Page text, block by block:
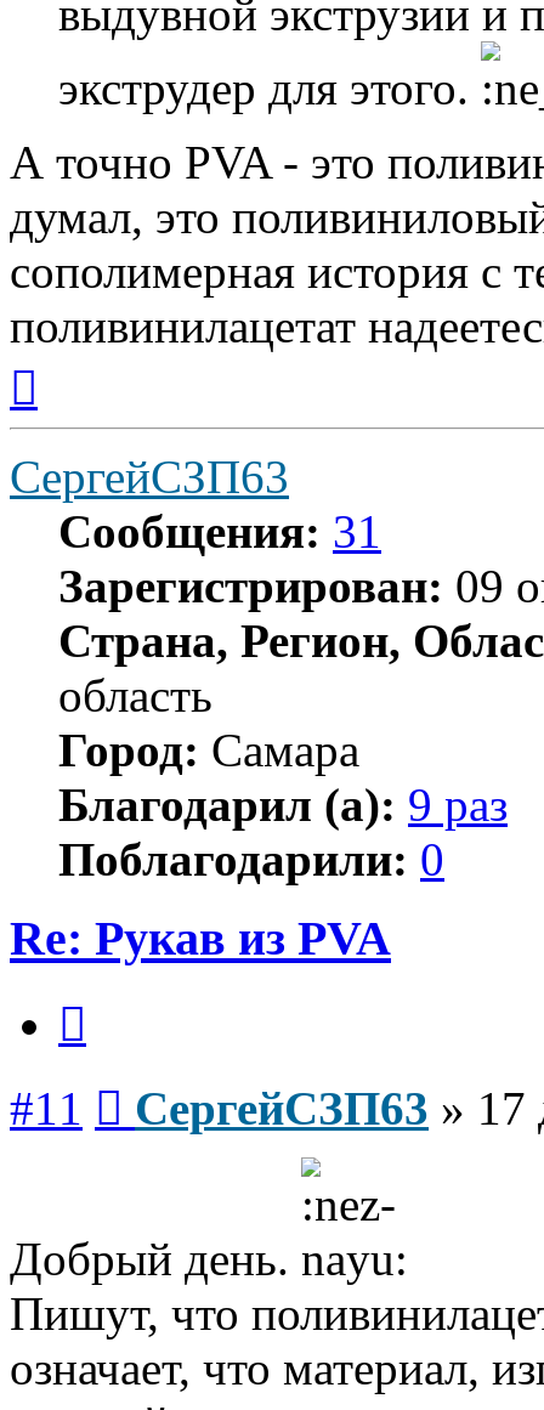
выдувной экструзии
экструдер для этого.
А точно PVA - это
думал, это
сополимерная история с
поливинилацетат
началу
СергейСЗП63
Сообщения: 31
Зарегистрирован: 09
Страна, Регион,
область
Город: Самара
Благодарил (а): 9 раз
Поблагодарили: 0
Re: Рукав из PVA
#11 СергейСЗП63 » 17
Добрый день.
Пишут, что
означает, что материал,